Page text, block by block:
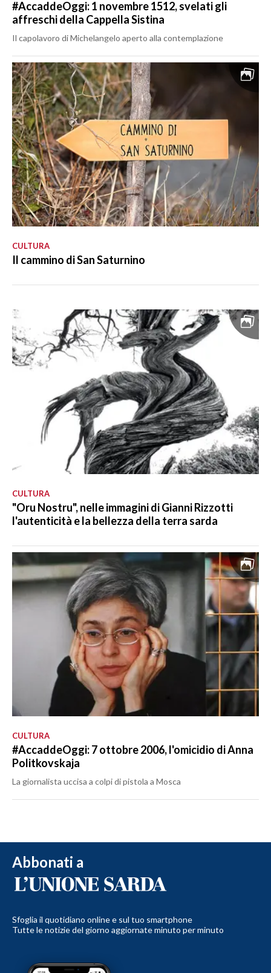
#AccaddeOggi: 1 novembre 1512, svelati gli
affreschi della Cappella Sistina
Il capolavoro di Michelangelo aperto alla contemplazione
CULTURA
Il cammino di San Saturnino
CULTURA
"Oru Nostru", nelle immagini di Gianni Rizzotti
l'autenticità e la bellezza della terra sarda
CULTURA
#AccaddeOggi: 7 ottobre 2006, l'omicidio di Anna
Politkovskaja
La giornalista uccisa a colpi di pistola a Mosca
Abbonati a
Sfoglia il quotidiano online e sul tuo smartphone
Tutte le notizie del giorno aggiornate minuto per minuto